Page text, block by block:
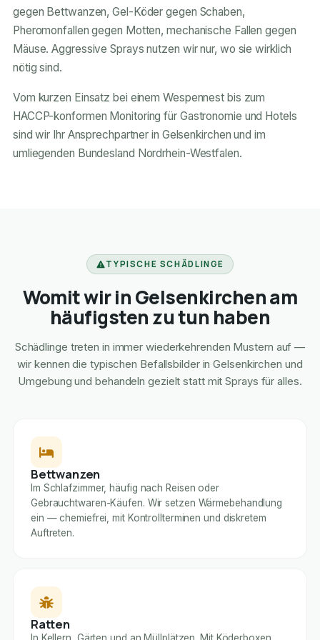
gegen Bettwanzen, Gel-Köder gegen Schaben,
Pheromonfallen gegen Motten, mechanische Fallen gegen
Mäuse. Aggressive Sprays nutzen wir nur, wo sie wirklich
nötig sind.
Vom kurzen Einsatz bei einem Wespennest bis zum
HACCP-konformen Monitoring für Gastronomie und Hotels
sind wir Ihr Ansprechpartner in Gelsenkirchen und im
umliegenden Bundesland Nordrhein-Westfalen.
TYPISCHE SCHÄDLINGE
Womit wir in Gelsenkirchen am
häufigsten zu tun haben
Schädlinge treten in immer wiederkehrenden Mustern auf —
wir kennen die typischen Befallsbilder in Gelsenkirchen und
Umgebung und behandeln gezielt statt mit Sprays für alles.
Bettwanzen
Im Schlafzimmer, häufig nach Reisen oder
Gebrauchtwaren-Käufen. Wir setzen Wärmebehandlung
ein — chemiefrei, mit Kontrollterminen und diskretem
Auftreten.
Ratten